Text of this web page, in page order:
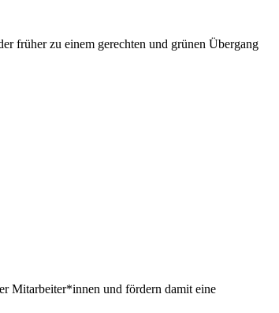
früher zu einem gerechten und grünen Übergang
Mitarbeiter*innen und fördern damit eine